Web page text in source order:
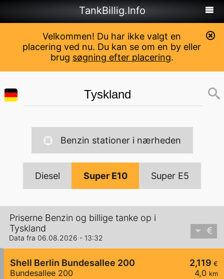
Velkommen! Du har ikke valgt en
placering ved nu. Du kan se om en by eller
brug søgning efter placering.
TankBillig.Info
Benzin stationer i nærheden
Diesel Super E10 Super E5
Priserne Benzin og billige tanke op i
Tyskland
Data fra 06.08.2026 - 13:32
2,119 €
4,0 km
Shell Berlin Bundesallee 200
Bundesallee 200